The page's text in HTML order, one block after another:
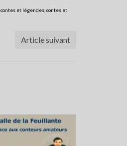
contes et légendes contes et
Article suivant